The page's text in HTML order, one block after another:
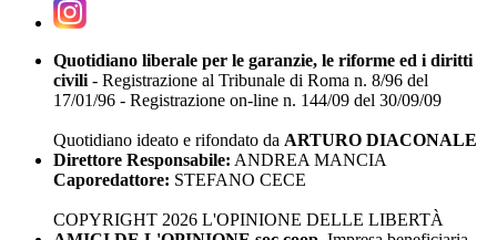
Quotidiano liberale per le garanzie, le riforme ed i diritti
civili - Registrazione al Tribunale di Roma n. 8/96 del
17/01/96 - Registrazione on-line n. 144/09 del 30/09/09
Quotidiano ideato e rifondato da ARTURO DIACONALE
Direttore Responsabile: ANDREA MANCIA
Caporedattore: STEFANO CECE
COPYRIGHT 2026 L'OPINIONE DELLE LIBERTÀ